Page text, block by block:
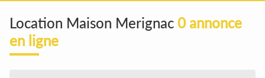
Location Maison Merignac 0 annonce
en ligne